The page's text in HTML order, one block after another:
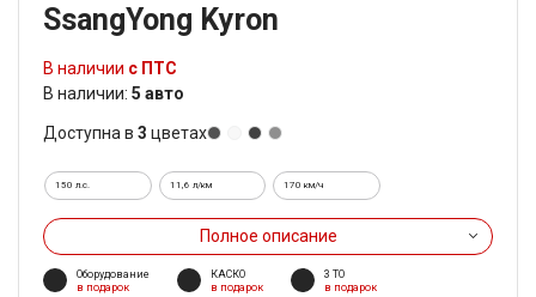
SsangYong Kyron
В наличии с ПТС
В наличии: 5 авто
Доступна в 3 цветах
150 л.с. 11,6 л/км 170 км/ч
Полное описание
Оборудование
в подарок
КАСКО
в подарок
3 ТО
в подарок